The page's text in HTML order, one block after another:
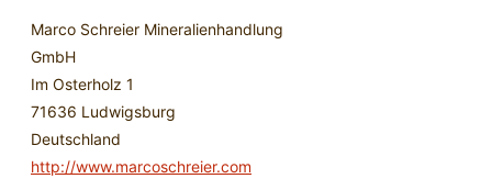
Marco Schreier Mineralienhandlung
GmbH
Im Osterholz 1
71636 Ludwigsburg
Deutschland
http://www.marcoschreier.com